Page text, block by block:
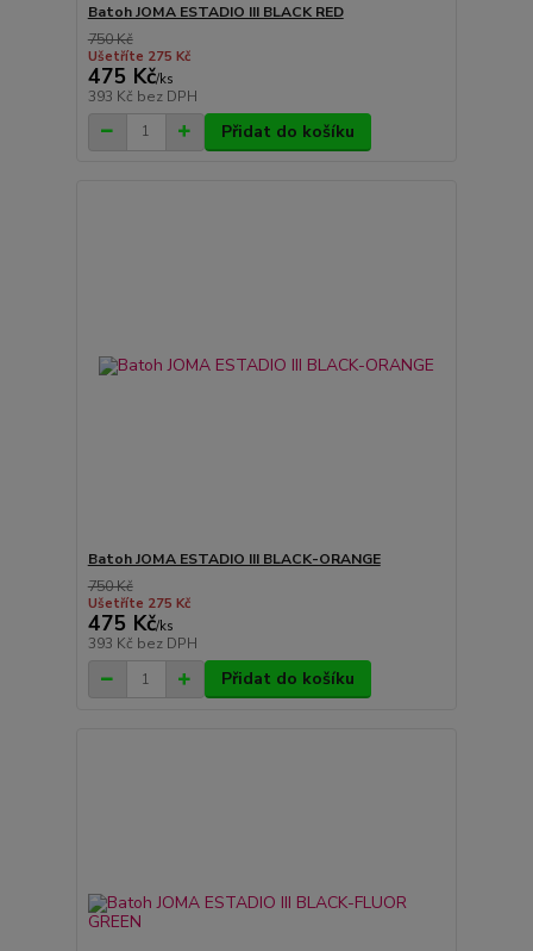
Batoh JOMA ESTADIO III BLACK RED
750 Kč
Ušetříte 275 Kč
475 Kč/ks
393 Kč bez DPH
Přidat do košíku
Batoh JOMA ESTADIO III BLACK-ORANGE
750 Kč
Ušetříte 275 Kč
475 Kč/ks
393 Kč bez DPH
Přidat do košíku